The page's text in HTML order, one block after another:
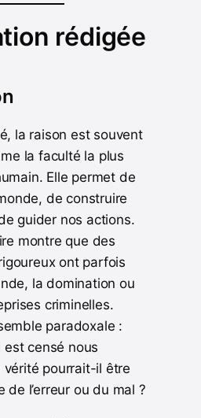
rédigée
la raison est souvent
la faculté la plus
Elle permet de
de construire
guider nos actions.
montre que des
ont parfois
la domination ou
criminelles.
paradoxale :
censé nous
vérité pourrait-il être
de l’erreur ou du mal ?